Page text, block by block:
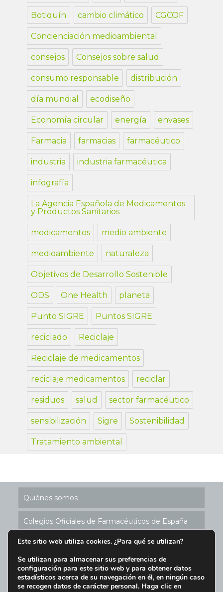
Botiquín cambio climático CGCOF
Concienciación medioambiental
consejos Consejos sobre salud
consumo responsable distribución
día mundial ecodiseño
Economía circular energía envases
Farmacia farmacias farmacéutico
industria industria farmacéutica
infografía
La Agencia Española de Medicamentos
y Productos Sanitarios
medicamentos medio ambiente
medioambiente naturaleza
Objetivos de Desarrollo Sostenible
ODS One Health planeta
Punto SIGRE Puntos SIGRE
reciclado Reciclaje
Reciclaje de medicamentos
reciclaje medicamentos reciclar
residuos salud sector farmacéutico
sensibilización Sigre Sostenibilidad
Tratamiento ambiental
Quiénes somos
Colegios Oficiales de Farmacéuticos de España
Historia de los Puntos SIGRE
Ubicación Puntos SIGRE en España
Este sitio web utiliza cookies. ¿Para qué se utilizan?
Se utilizan para almacenar sus preferencias de
configuración para este sitio web y para obtener datos
estadísticos acerca de su navegación en él, en ningún caso
se recogen datos de carácter personal. Haga clic en